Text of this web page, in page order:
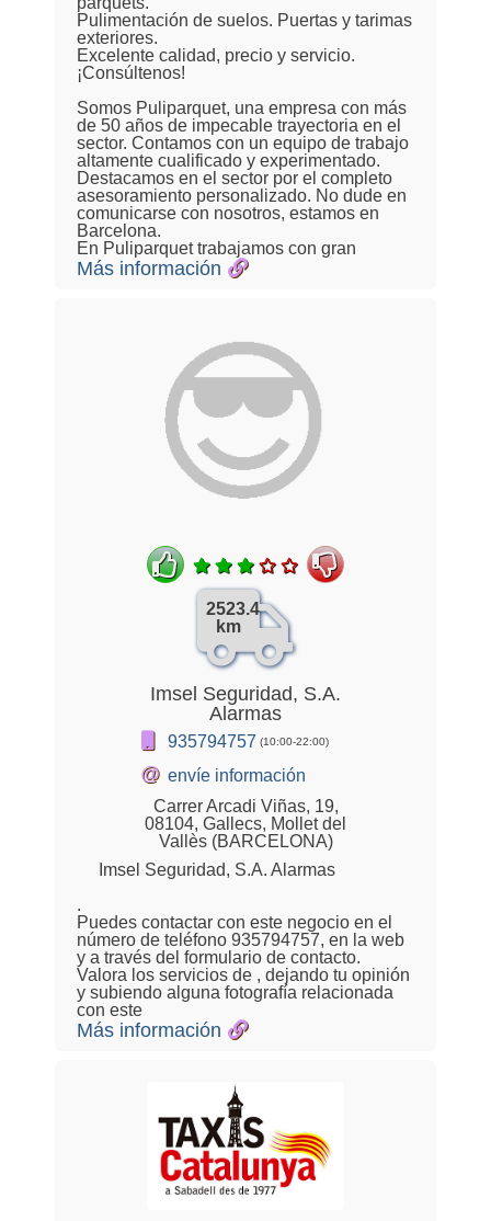
Pulimentación de suelos. Puertas y tarimas
exteriores.
Excelente calidad, precio y servicio.
¡Consúltenos!
Somos Puliparquet, una empresa con más
de 50 años de impecable trayectoria en el
sector. Contamos con un equipo de trabajo
altamente cualificado y experimentado.
Destacamos en el sector por el completo
asesoramiento personalizado. No dude en
comunicarse con nosotros, estamos en
Barcelona.
En Puliparquet trabajamos con gran
Más información
2523.4
km
Imsel Seguridad, S.A.
Alarmas
935794757 (10:00-22:00)
@ envíe información
Carrer Arcadi Viñas, 19,
08104, Gallecs, Mollet del
Vallès (BARCELONA)
Imsel Seguridad, S.A. Alarmas
.
Puedes contactar con este negocio en el
número de teléfono 935794757, en la web
y a través del formulario de contacto.
Valora los servicios de , dejando tu opinión
y subiendo alguna fotografía relacionada
con este
Más información